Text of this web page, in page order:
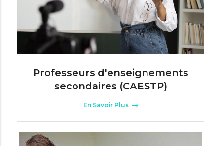
Professeurs d'enseignements
secondaires (CAESTP)
En Savoir Plus